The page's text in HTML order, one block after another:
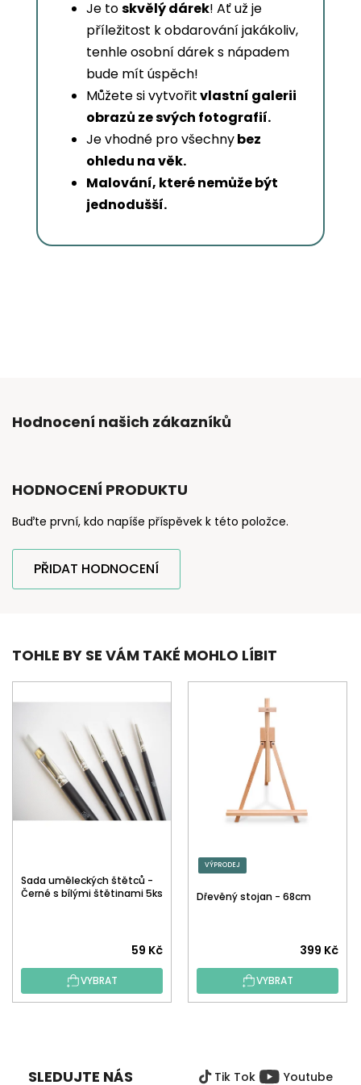
Je toskvělý dárek! Ať už je
příležitost k obdarování jakákoliv,
tenhle osobní dárek s nápadem
bude mít úspěch!
Můžete si vytvořitvlastní galerii
obrazů ze svých fotografií.
Je vhodné pro všechnybez
ohledu na věk.
Malování, které nemůže být
jednodušší.
Hodnocení našich zákazníků
HODNOCENÍ PRODUKTU
Buďte první, kdo napíše příspěvek k této položce.
PŘIDAT HODNOCENÍ
TOHLE BY SE VÁM TAKÉ MOHLO LÍBIT
Sada uměleckých štětců -
Černé s bílými štětinami 5ks
59 Kč
VYBRAT
VÝPRODEJ
Dřevěný stojan - 68cm
399 Kč
VYBRAT
SLEDUJTE NÁS Tik Tok Youtube